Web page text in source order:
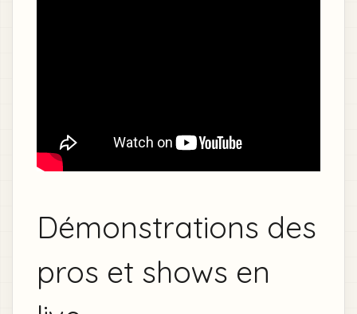
Démonstrations des
pros et shows en